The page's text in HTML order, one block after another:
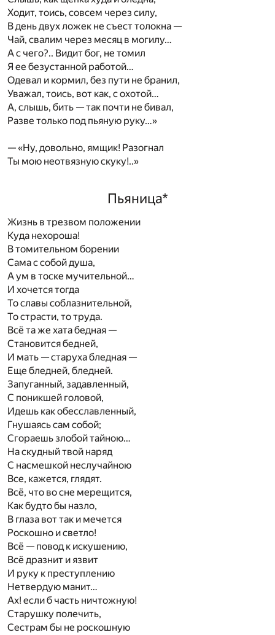
Ходит, тоись, совсем через силу,
В день двух ложек не съест толокна —
Чай, свалим через месяц в могилу…
А с чего?.. Видит бог, не томил
Я ее безустанной работой…
Одевал и кормил, без пути не бранил,
Уважал, тоись, вот как, с охотой…
А, слышь, бить — так почти не бивал,
Разве только под пьяную руку…»
— «Ну, довольно, ямщик! Разогнал
Ты мою неотвязную скуку!..»
Пьяница*
Жизнь в трезвом положении
Куда нехороша!
В томительном борении
Сама с собой душа,
А ум в тоске мучительной…
И хочется тогда
То славы соблазнительной,
То страсти, то труда.
Всё та же хата бедная —
Становится бедней,
И мать — старуха бледная —
Еще бледней, бледней.
Запуганный, задавленный,
С поникшей головой,
Идешь как обесславленный,
Гнушаясь сам собой;
Сгораешь злобой тайною…
На скудный твой наряд
С насмешкой неслучайною
Все, кажется, глядят.
Всё, что во сне мерещится,
Как будто бы назло,
В глаза вот так и мечется
Роскошно и светло!
Всё — повод к искушению,
Всё дразнит и язвит
И руку к преступлению
Нетвердую манит…
Ах! если б часть ничтожную!
Старушку полечить,
Сестрам бы не роскошную